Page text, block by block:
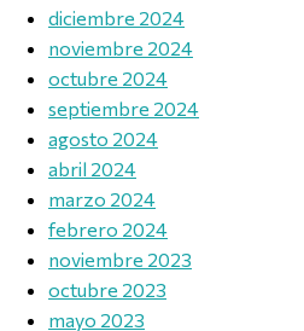
diciembre 2024
noviembre 2024
octubre 2024
septiembre 2024
agosto 2024
abril 2024
marzo 2024
febrero 2024
noviembre 2023
octubre 2023
mayo 2023